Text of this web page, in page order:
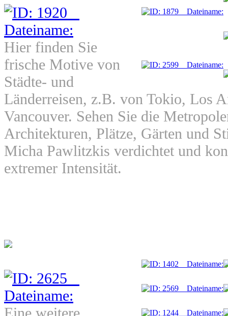
Hier finden Sie
frische Motive von
Städte- und
Länderreisen, z.B. von Tokio, Los
Vancouver. Sehen Sie die
Architekturen, Plätze, Gärten und
Micha Pawlitzkis verdichtet und
extremer Intensität.
Eine weitere